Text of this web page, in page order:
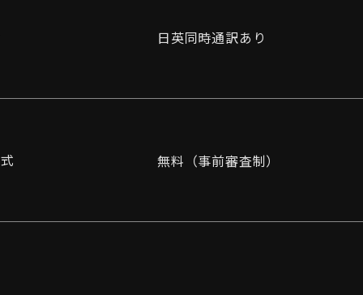
日英同時通訳あり
無料（事前審査制）